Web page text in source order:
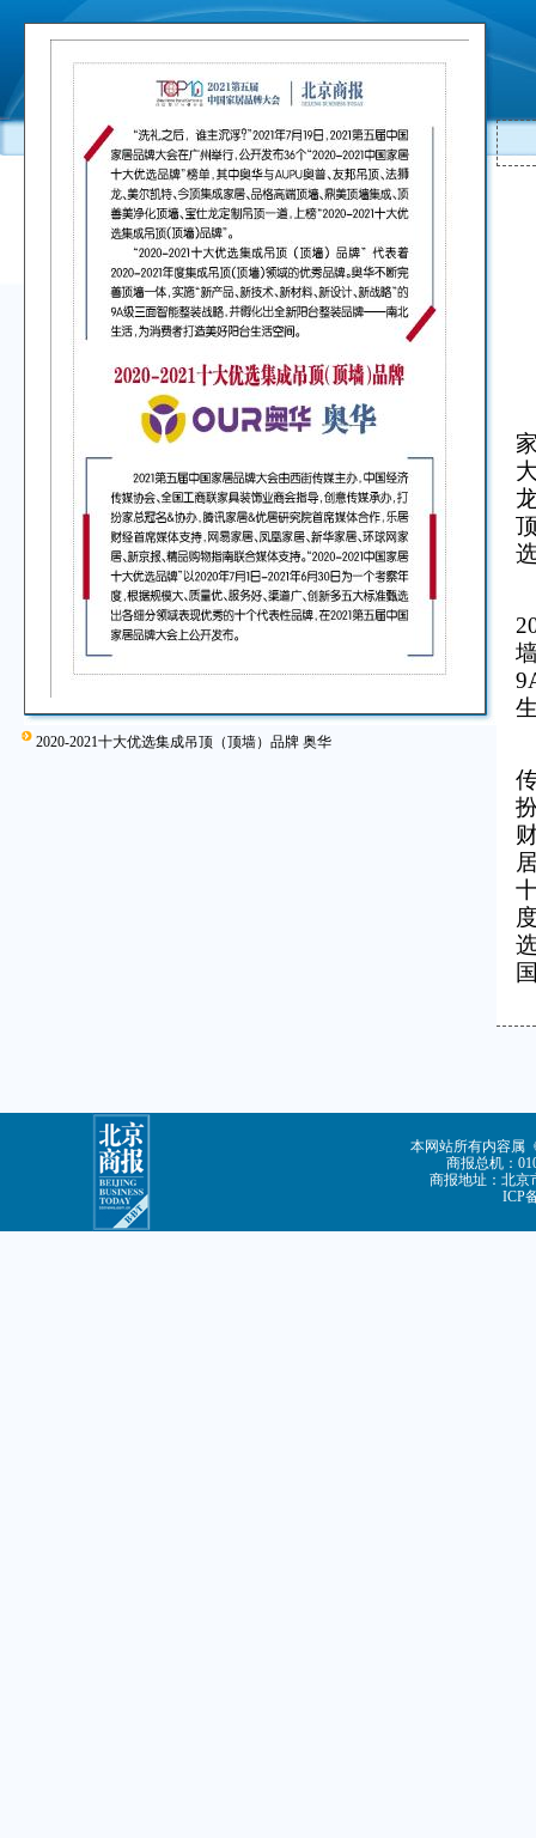
2020-2021十大优选集成吊顶（顶墙）品牌 奥华
本网站所有内容属
商报总机：
商报地址：北京
ICP